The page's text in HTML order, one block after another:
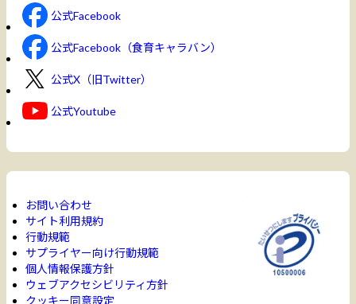
公式Facebook
公式Facebook（食育キャラバン）
公式X（旧Twitter）
公式Youtube
お問い合わせ
サイト利用規約
行動規範
サプライヤー向け行動規範
個人情報保護方針
ウェブアクセシビリティ方針
クッキー同意設定